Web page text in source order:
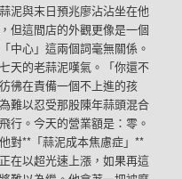
泥與末日預兆廖沾沾坐在他
但這間店的外觀更像是一個
中心」這兩個詞毫無關係。
天的老蒜泥嘆氣。「你還不
彿在責備一個不上進的孩
難以忍受那股陳年蒜頭混合
行。今天的營業額是：零。
對**「蒜泥成本焦慮症」**
在以超光速上漲，如果再這